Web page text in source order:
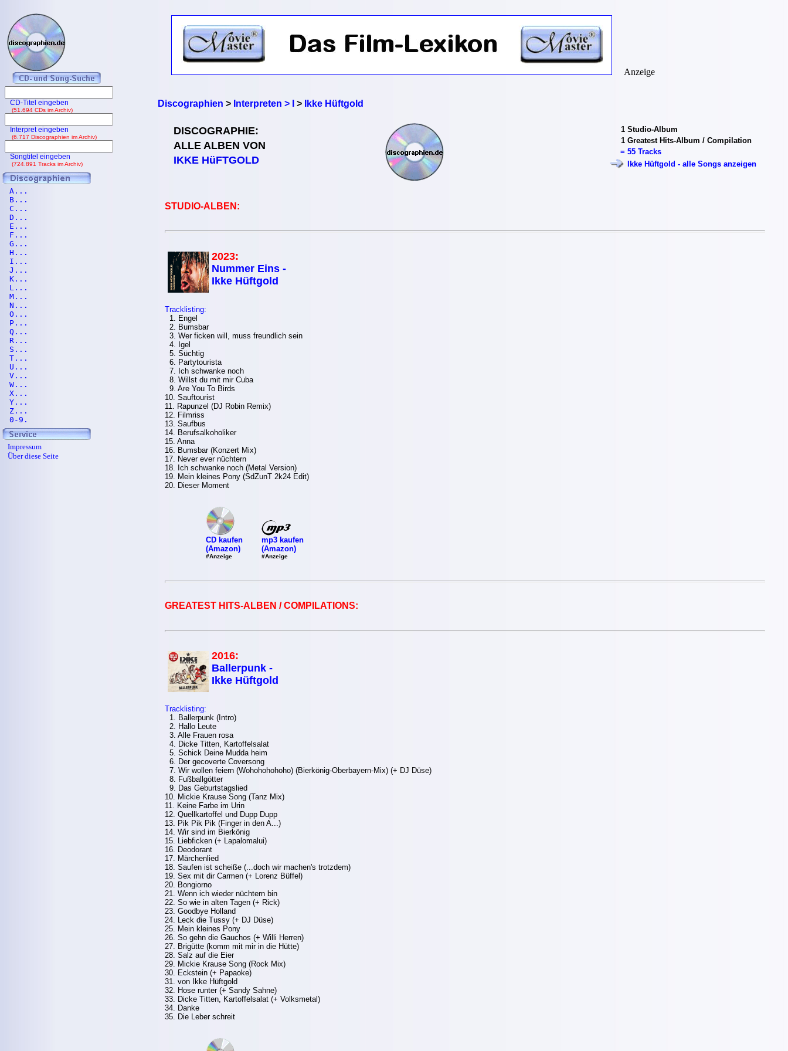
Discographien > Interpreten > I > Ikke Hüftgold
DISCOGRAPHIE:
ALLE ALBEN VON
IKKE HüFTGOLD
1 Studio-Album
1 Greatest Hits-Album / Compilation
= 55 Tracks
Ikke Hüftgold - alle Songs anzeigen
STUDIO-ALBEN:
2023:
Nummer Eins -
Ikke Hüftgold
Tracklisting:
1. Engel
2. Bumsbar
3. Wer ficken will, muss freundlich sein
4. Igel
5. Süchtig
6. Partytourista
7. Ich schwanke noch
8. Willst du mit mir Cuba
9. Are You To Birds
10. Sauftourist
11. Rapunzel (DJ Robin Remix)
12. Filmriss
13. Saufbus
14. Berufsalkoholiker
15. Anna
16. Bumsbar (Konzert Mix)
17. Never ever nüchtern
18. Ich schwanke noch (Metal Version)
19. Mein kleines Pony (SdZunT 2k24 Edit)
20. Dieser Moment
CD kaufen
(Amazon)
#Anzeige
mp3 kaufen
(Amazon)
#Anzeige
GREATEST HITS-ALBEN / COMPILATIONS:
2016:
Ballerpunk -
Ikke Hüftgold
Tracklisting:
1. Ballerpunk (Intro)
2. Hallo Leute
3. Alle Frauen rosa
4. Dicke Titten, Kartoffelsalat
5. Schick Deine Mudda heim
6. Der gecoverte Coversong
7. Wir wollen feiern (Wohohohohoho) (Bierkönig-Oberbayern-Mix) (+ DJ Düse)
8. Fußballgötter
9. Das Geburtstagslied
10. Mickie Krause Song (Tanz Mix)
11. Keine Farbe im Urin
12. Quellkartoffel und Dupp Dupp
13. Pik Pik Pik (Finger in den A...)
14. Wir sind im Bierkönig
15. Liebficken (+ Lapalomalui)
16. Deodorant
17. Märchenlied
18. Saufen ist scheiße (...doch wir machen's trotzdem)
19. Sex mit dir Carmen (+ Lorenz Büffel)
20. Bongiorno
21. Wenn ich wieder nüchtern bin
22. So wie in alten Tagen (+ Rick)
23. Goodbye Holland
24. Leck die Tussy (+ DJ Düse)
25. Mein kleines Pony
26. So gehn die Gauchos (+ Willi Herren)
27. Brigütte (komm mit mir in die Hütte)
28. Salz auf die Eier
29. Mickie Krause Song (Rock Mix)
30. Eckstein (+ Papaoke)
31. von Ikke Hüftgold
32. Hose runter (+ Sandy Sahne)
33. Dicke Titten, Kartoffelsalat (+ Volksmetal)
34. Danke
35. Die Leber schreit
Anzeige
CD-Titel eingeben
(51.694 CDs im Archiv)
Interpret eingeben
(6.717 Discographien im Archiv)
Songtitel eingeben
(724.891 Tracks im Archiv)
A...
B...
C...
D...
E...
F...
G...
H...
I...
J...
K...
L...
M...
N...
O...
P...
Q...
R...
S...
T...
U...
V...
W...
X...
Y...
Z...
0-9.
Impressum
Über diese Seite